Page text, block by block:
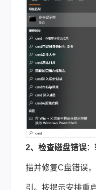
2、检查磁盘错误
描并修复C盘错误
引。按提示安排重